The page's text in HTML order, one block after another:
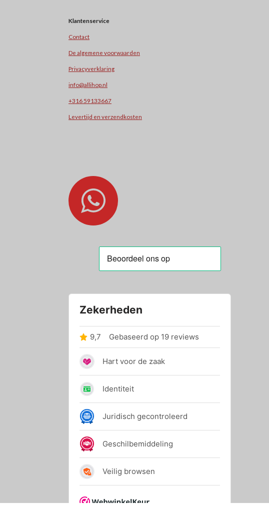
Klantenservice
Contact
De algemene voorwaarden
Privacyverklaring
info@allihop.nl
+31 6 59133667
Levertijd en verzendkosten